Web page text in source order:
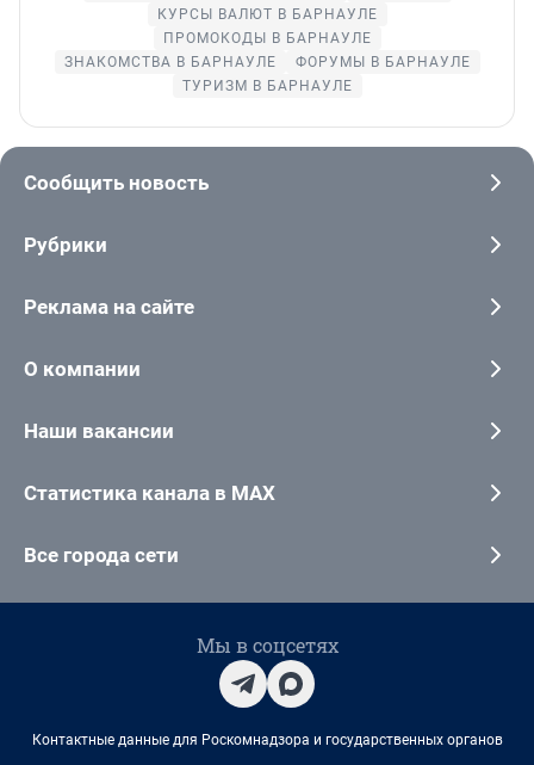
КУРСЫ ВАЛЮТ В БАРНАУЛЕ
ПРОМОКОДЫ В БАРНАУЛЕ
ЗНАКОМСТВА В БАРНАУЛЕ
ФОРУМЫ В БАРНАУЛЕ
ТУРИЗМ В БАРНАУЛЕ
Сообщить новость
Рубрики
Реклама на сайте
О компании
Наши вакансии
Статистика канала в MAX
Все города сети
Мы в соцсетях
Контактные данные для Роскомнадзора и государственных органов